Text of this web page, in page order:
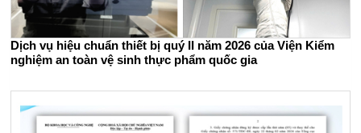
Dịch vụ hiệu chuẩn thiết bị quý II năm 2026 của Viện Kiểm
nghiệm an toàn vệ sinh thực phẩm quốc gia